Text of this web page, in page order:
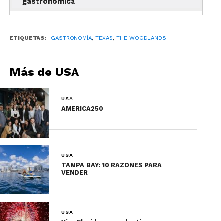
The Republic Grille
Foto: Republic Grille
Ambientado como el Hill Country,
Grilleofrece una mezcla de cocina texana y
ETIQUETAS: GASTRONOMÍA, TEXAS, THE WOODLANDS
Más de USA
USA
AMERICA250
USA
TAMPA BAY: 10 RAZONES PARA
VENDER
USA